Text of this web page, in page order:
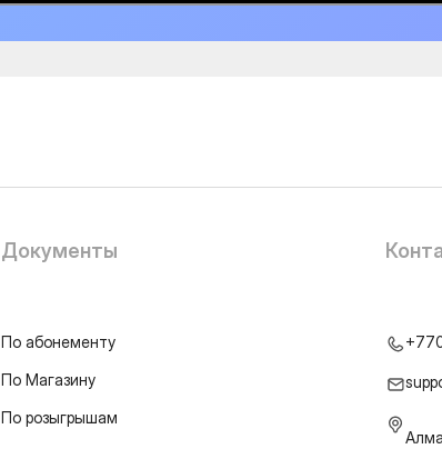
Документы
По абонементу
По Магазину
По розыгрышам